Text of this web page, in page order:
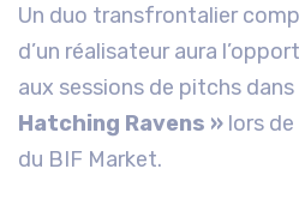
Un duo transfrontalier
d’un réalisateur aura
aux sessions de pitchs
Hatching Ravens » lors
du BIF Market.